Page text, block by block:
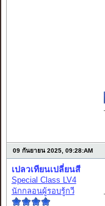
09 กันยายน 2025, 09:28:AM
เปลวเทียนเปลี่ยนสี
Special Class LV4
นักกลอนผู้รอบรู้กวี